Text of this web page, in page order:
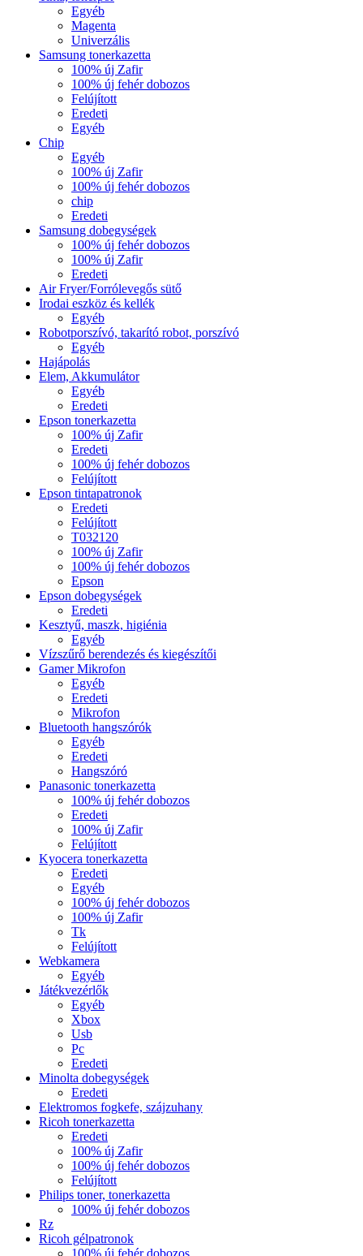
Egyéb
Magenta
Univerzális
Samsung tonerkazetta
100% új Zafir
100% új fehér dobozos
Felújított
Eredeti
Egyéb
Chip
Egyéb
100% új Zafir
100% új fehér dobozos
chip
Eredeti
Samsung dobegységek
100% új fehér dobozos
100% új Zafir
Eredeti
Air Fryer/Forrólevegős sütő
Irodai eszköz és kellék
Egyéb
Robotporszívó, takarító robot, porszívó
Egyéb
Hajápolás
Elem, Akkumulátor
Egyéb
Eredeti
Epson tonerkazetta
100% új Zafir
Eredeti
100% új fehér dobozos
Felújított
Epson tintapatronok
Eredeti
Felújított
T032120
100% új Zafir
100% új fehér dobozos
Epson
Epson dobegységek
Eredeti
Kesztyű, maszk, higiénia
Egyéb
Vízszűrő berendezés és kiegészítői
Gamer Mikrofon
Egyéb
Eredeti
Mikrofon
Bluetooth hangszórók
Egyéb
Eredeti
Hangszóró
Panasonic tonerkazetta
100% új fehér dobozos
Eredeti
100% új Zafir
Felújított
Kyocera tonerkazetta
Eredeti
Egyéb
100% új fehér dobozos
100% új Zafir
Tk
Felújított
Webkamera
Egyéb
Játékvezérlők
Egyéb
Xbox
Usb
Pc
Eredeti
Minolta dobegységek
Eredeti
Elektromos fogkefe, szájzuhany
Ricoh tonerkazetta
Eredeti
100% új Zafir
100% új fehér dobozos
Felújított
Philips toner, tonerkazetta
100% új fehér dobozos
Rz
Ricoh gélpatronok
100% új fehér dobozos